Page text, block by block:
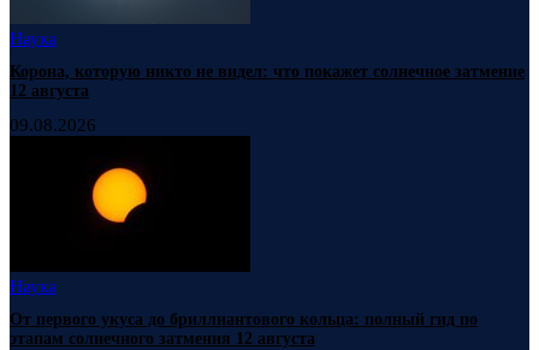
Наука
Корона, которую никто не видел: что покажет солнечное затмение
12 августа
09.08.2026
Наука
От первого укуса до бриллиантового кольца: полный гид по
этапам солнечного затмения 12 августа